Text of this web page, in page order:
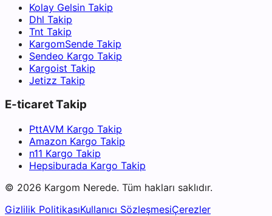
Kolay Gelsin Takip
Dhl Takip
Tnt Takip
KargomSende Takip
Sendeo Kargo Takip
Kargoist Takip
Jetizz Takip
E-ticaret Takip
PttAVM Kargo Takip
Amazon Kargo Takip
n11 Kargo Takip
Hepsiburada Kargo Takip
© 2026 Kargom Nerede. Tüm hakları saklıdır.
Gizlilik PolitikasıKullanıcı SözleşmesiÇerezler